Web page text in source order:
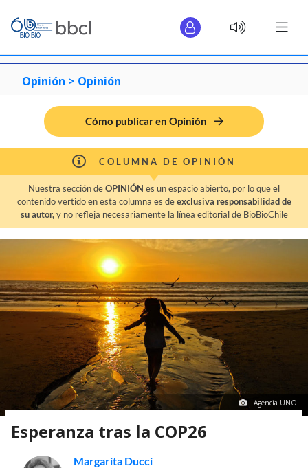
Opinión > Opinión
Cómo publicar en Opinión
COLUMNA DE OPINIÓN
Nuestra sección deOPINIÓN es un espacio abierto, por lo que el
contenido vertido en esta columna es deexclusiva responsabilidad de
su autor,y no refleja necesariamente la línea editorial de BioBioChile
Agencia UNO
Esperanza tras la COP26
Margarita Ducci